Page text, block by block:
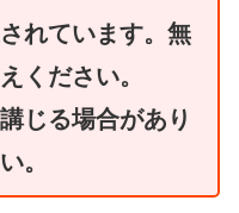
れています。無
ください。
じる場合があり
。